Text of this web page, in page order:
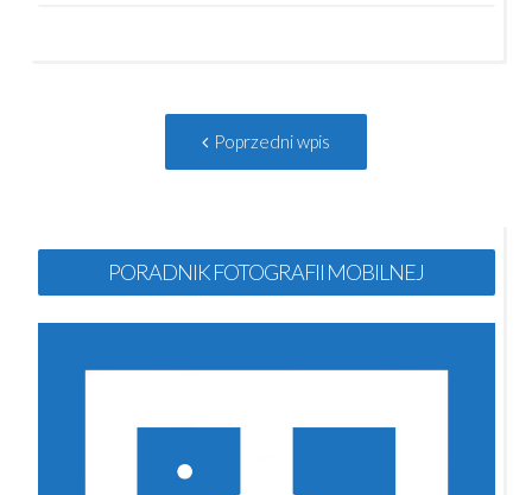
Poprzedni wpis
wpis:
PORADNIK FOTOGRAFII MOBILNEJ